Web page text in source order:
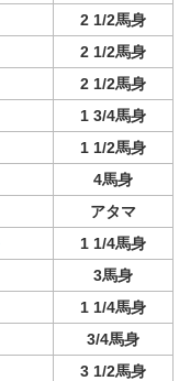
2 1/2馬身
2 1/2馬身
2 1/2馬身
1 3/4馬身
1 1/2馬身
4馬身
アタマ
1 1/4馬身
3馬身
1 1/4馬身
3/4馬身
3 1/2馬身